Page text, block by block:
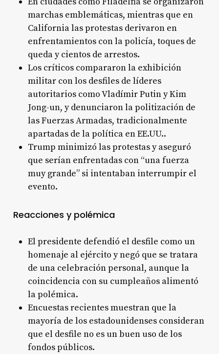
marchas emblemáticas, mientras que en
California las protestas derivaron en
enfrentamientos con la policía, toques de
queda y cientos de arrestos.
Los críticos compararon la exhibición
militar con los desfiles de líderes
autoritarios como Vladímir Putin y Kim
Jong-un, y denunciaron la politización de
las Fuerzas Armadas, tradicionalmente
apartadas de la política en EE.UU..
Trump minimizó las protestas y aseguró
que serían enfrentadas con “una fuerza
muy grande” si intentaban interrumpir el
evento.
Reacciones y polémica
El presidente defendió el desfile como un
homenaje al ejército y negó que se tratara
de una celebración personal, aunque la
coincidencia con su cumpleaños alimentó
la polémica.
Encuestas recientes muestran que la
mayoría de los estadounidenses consideran
que el desfile no es un buen uso de los
fondos públicos.